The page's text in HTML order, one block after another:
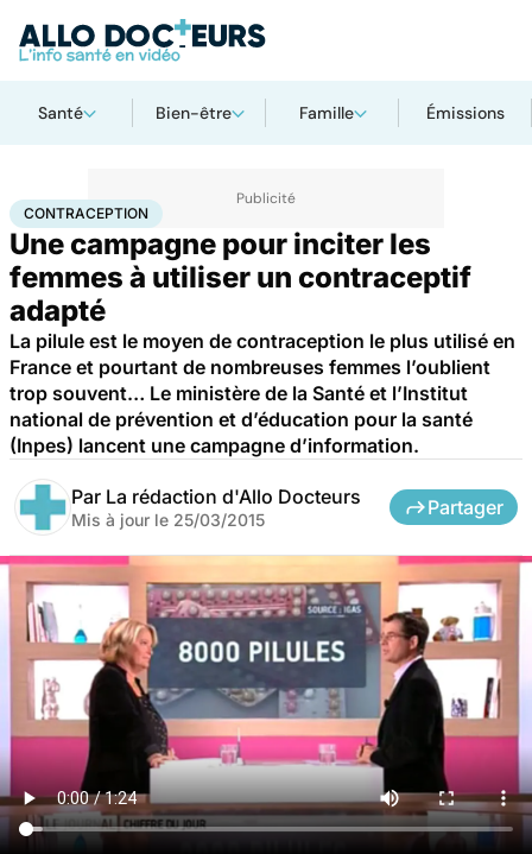
Santé Bien-être Famille Émissions
AccueilSantéMaladies Contraception
CONTRACEPTION
Une campagne pour inciter les
femmes à utiliser un contraceptif
adapté
La pilule est le moyen de contraception le plus utilisé en
France et pourtant de nombreuses femmes l’oublient
trop souvent… Le ministère de la Santé et l’Institut
national de prévention et d’éducation pour la santé
(Inpes) lancent une campagne d’information.
Par La rédaction d'Allo Docteurs
Mis à jour le 25/03/2015
Partager